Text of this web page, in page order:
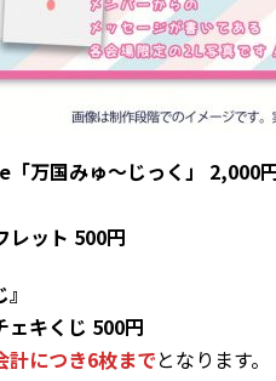
「万国みゅ～じっく」 2,000
レット 500円
ェキくじ 500円
計につき6枚までとなります。